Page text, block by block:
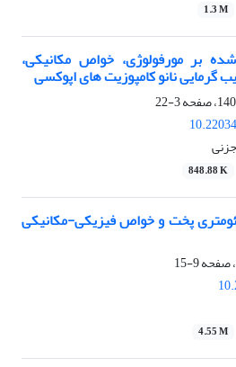
1.3 M
بر مورفولوژی، خواص مکانیکی،
گرمایی نانو کامپوزیت های اپوکسی
3-22
848.88 K
پخت و خواص فیزیکی-مکانیکی
9-15
4.55 M